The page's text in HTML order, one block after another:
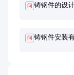
问 铸钢件的设
问 铸钢件安装